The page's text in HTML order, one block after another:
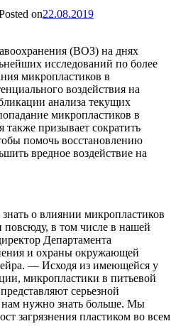
on22.08.2019
(ВОЗ) на днях
исследований по более
микропластиков в
воздействия на
анализа текущих
микропластиков в
призывает сократить
помочь восстановлению
вредное воздействие на
о влиянии микропластиков
повсюду, в том числе в нашей
Департамента
и охраны окружающей
— Исходя из имеющейся у
микропластики в питьевой
серьезной
нам нужно знать больше. Мы
загрязнения пластиком во всем